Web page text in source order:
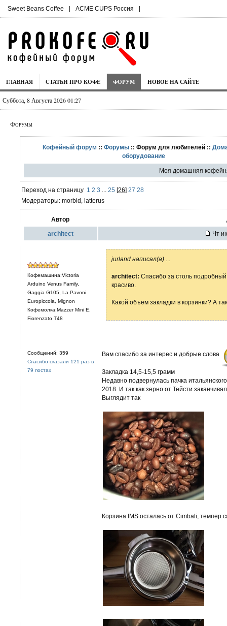
Sweet Beans Coffee | ACME CUPS Россия |
ГЛАВНАЯ СТАТЬИ ПРО КОФЕ ФОРУМ НОВОЕ НА САЙТЕ
Суббота, 8 Августа 2026 01:27
Форумы
Кофейный форум ::Форумы :: Форум для любителей ::
оборудование
Моя домашняя
Переход на страницу 1 2 3 25 [26] 27 28
Модераторы: morbid, latterus
Автор
architect Чт
Кофемашина:Victoria
Arduino Venus Family,
Gaggia G105, La Pavoni
Europiccola, Mignon
Кофемолка:Mazzer Mini E,
Fiorenzato T48
Сообщений: 359
Спасибо сказали 121 раз в
79 постах
jurland написал(а)
architect: Спасибо за столь
красиво.
Какой объем закладки в корзинки? А
Вам спасибо за интерес и добрые слова
Закладка 14,5-15,5 грамм
Недавно подвернулась пачка
2018. И так как зерно от Тейсти
Выглядит так
Корзина IMS осталась от Cimbali, темпер